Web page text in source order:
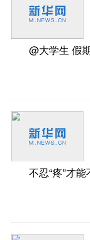
@大学生 假
不忍“疼”才